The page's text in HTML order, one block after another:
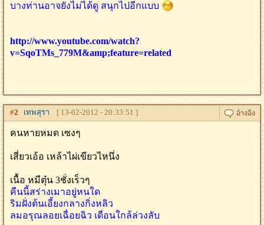
บางท่านอาจยังไม่ได้ดู สนุกไปอีกแบบ
http://www.youtube.com/watch?
v=SqoTMs_779M&amp;feature=related
#2 เทพสุรา [ 13-02-2012 - 20:33:51 ]
คนหายหมด เซงๆ
เสี่ยวเอ้อ เหล้าไผ่เขียวไหนึ่ง
เนื้อ หมีตุ๋น 3ชั่งเร็วๆ
คืนนี้สร่างเมาอยู่หนใด
ริมฝั่งต้นเอี้ยงกลางกิ่งหลิว
ลมอรุณลอยเฉื่อยฉิว เดือนใกล้ล่วงลับ